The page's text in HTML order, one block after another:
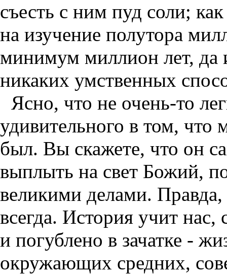
съесть с ним пуд соли;
на изучение полутора
минимум миллион лет, да
никаких умственных
Ясно, что не очень-то
удивительного в том,
был. Вы скажете, что он
выплыть на свет Божий,
великими делами.
всегда. История учит нас,
и погублено в зачатке -
окружающих средних,